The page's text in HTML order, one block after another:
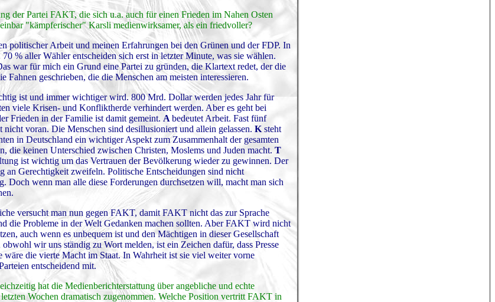
der Partei FAKT, die sich u.a. auch für einen Frieden im Nahen Osten
"kämpferischer" Karsli medienwirksamer, als ein friedvoller?
Arbeit und meinen Erfahrungen bei den Grünen und der FDP. In
% aller Wähler entscheiden sich erst in letzter Minute, was sie wählen.
war für mich ein Grund eine Partei zu gründen, die Klartext redet, der die
geschrieben, die die Menschen am meisten interessieren.
ist und immer wichtiger wird. 800 Mrd. Dollar werden jedes Jahr für
viele Krisen- und Konfliktherde verhindert werden. Aber es geht bei
Frieden in der Familie ist damit gemeint. A bedeutet Arbeit. Fast fünf
voran. Die Menschen sind desillusioniert und allein gelassen. K steht
in Deutschland ein wichtiger Aspekt zum Zusammenhalt der gesamten
die keinen Unterschied zwischen Christen, Moslems und Juden macht. T
ist wichtig um das Vertrauen der Bevölkerung wieder zu gewinnen. Der
an Gerechtigkeit zweifeln. Politische Entscheidungen sind nicht
wenn man alle diese Forderungen durchsetzen will, macht man sich
versucht man nun gegen FAKT, damit FAKT nicht das zur Sprache
die Probleme in der Welt Gedanken machen sollten. Aber FAKT wird nicht
auch wenn es unbequem ist und den Mächtigen in dieser Gesellschaft
wir uns ständig zu Wort melden, ist ein Zeichen dafür, dass Presse
die vierte Macht im Staat. In Wahrheit ist sie viel weiter vorne
entscheidend mit.
hat die Medienberichterstattung über angebliche und echte
Wochen dramatisch zugenommen. Welche Position vertritt FAKT in